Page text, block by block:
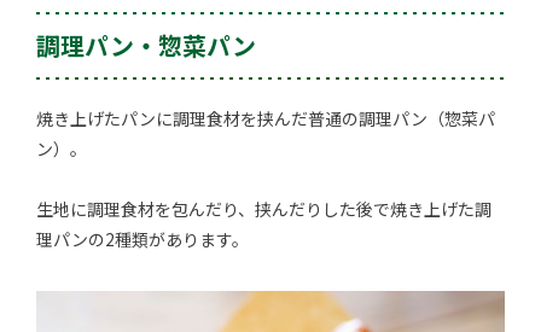
調理パン・惣菜パン
焼き上げたパンに調理食材を挟んだ普通の調理パン（惣菜パ
ン）。
生地に調理食材を包んだり、挟んだりした後で焼き上げた調
理パンの2種類があります。